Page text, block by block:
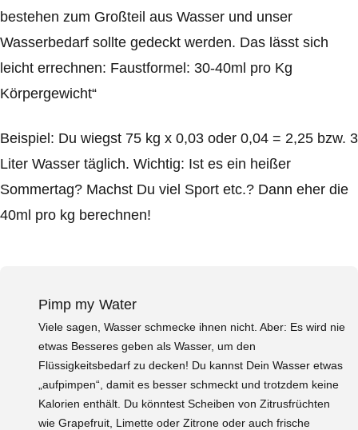
bestehen zum Großteil aus Wasser und unser
Wasserbedarf sollte gedeckt werden. Das lässt sich
leicht errechnen: Faustformel: 30-40ml pro Kg
Körpergewicht“
Beispiel: Du wiegst 75 kg x 0,03 oder 0,04 = 2,25 bzw. 3
Liter Wasser täglich. Wichtig: Ist es ein heißer
Sommertag? Machst Du viel Sport etc.? Dann eher die
40ml pro kg berechnen!
Pimp my Water
Viele sagen, Wasser schmecke ihnen nicht. Aber: Es wird nie
etwas Besseres geben als Wasser, um den
Flüssigkeitsbedarf zu decken! Du kannst Dein Wasser etwas
„aufpimpen“, damit es besser schmeckt und trotzdem keine
Kalorien enthält. Du könntest Scheiben von Zitrusfrüchten
wie Grapefruit, Limette oder Zitrone oder auch frische